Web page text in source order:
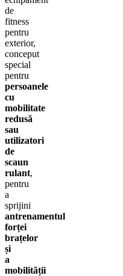
de
fitness
pentru
exterior,
conceput
special
pentru
persoanele
cu
mobilitate
redusă
sau
utilizatori
de
scaun
rulant,
pentru
a
sprijini
antrenamentul
forței
brațelor
și
a
mobilității